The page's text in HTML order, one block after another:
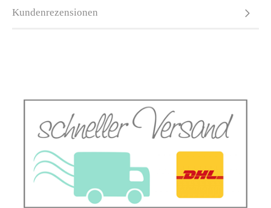
Kundenrezensionen